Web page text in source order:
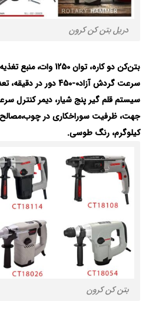
دریل بتن کن کرون
سیستم قلم گیر پنج شیار، دیمر کنترل
کیلوگرم، رنگ طوسی.
بتن کن کرون